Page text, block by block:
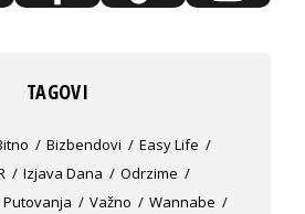
TAGOVI
Bizbendovi
Easy Life
Izjava Dana
Odrzime
Putovanja Važno
Wannabe